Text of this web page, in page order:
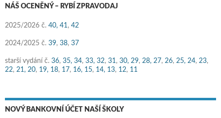
NÁŠ OCENĚNÝ – RYBÍ ZPRAVODAJ
2025/2026 č. 40, 41 , 42
2024/2025 č. 39, 38, 37
starší vydání č. 36, 35, 34, 33, 32, 31 , 30, 29, 28, 27, 26, 25, 24, 23,
22, 21, 20, 19, 18, 17, 16, 15, 14, 13, 12, 11
NOVÝ BANKOVNÍ ÚČET NAŠÍ ŠKOLY